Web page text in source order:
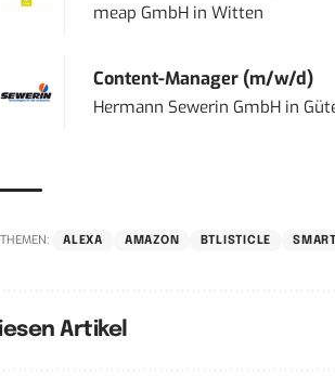
meap GmbHin Witten
Content-Manager (m/w/d)
Hermann Sewerin GmbHin
THEMEN: ALEXA AMAZON BTLISTICLE
Artikel